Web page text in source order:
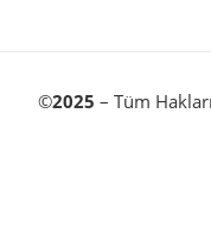
©2025 – Tüm